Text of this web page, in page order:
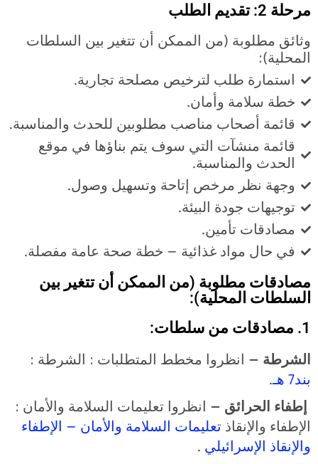
مرحلة 2: تقديم الطلب
وثائق مطلوبة (من الممكن أن تتغير بين السلطات
المحلية):
استمارة طلب لترخيص مصلحة تجارية.
خطة سلامة وأمان.
قائمة أصحاب مناصب مطلوبين للحدث والمناسبة.
قائمة منشآت التي سوف يتم بناؤها في موقع
الحدث والمناسبة.
وجهة نظر مرخص إتاحة وتسهيل وصول.
توجيهات جودة البيئة.
مصادقات تأمين.
في حال مواد غذائية – خطة صحة عامة مفصلة.
مصادقات مطلوبة (من الممكن أن تتغير بين
السلطات المحلية):
1. مصادقات من سلطات:
الشرطة – انظروا مخطط المتطلبات : الشرطة :
بند7 هـ.
إطفاء الحرائق – انظروا تعليمات السلامة والأمان :
الإطفاء والإنقاذ تعليمات السلامة والأمان – الإطفاء
والإنقاذ الإسرائيلي .